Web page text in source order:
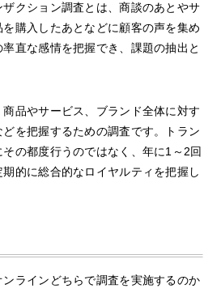
クション調査とは、商談のあとやサ
購入したあとなどに顧客の声を集め
直な感情を把握でき、課題の抽出と
品やサービス、ブランド全体に対す
を把握するための調査です。トラン
の都度行うのではなく、年に1～2回
的に総合的なロイヤルティを把握し
ラインどちらで調査を実施するのか